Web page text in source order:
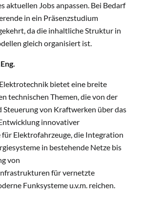
aktuellen Jobs anpassen. Bei Bedarf
in ein Präsenzstudium
da die inhaltliche Struktur in
gleich organisiert ist.
bietet eine breite
technischen Themen, die von der
Steuerung von Kraftwerken über das
innovativer
Elektrofahrzeuge, die Integration
in bestehende Netze bis
von
für vernetzte
Funksysteme u.v.m. reichen.